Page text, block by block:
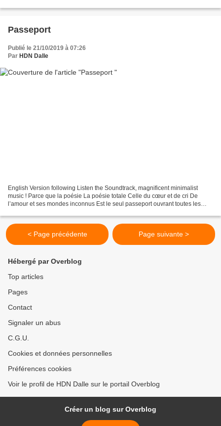
Passeport
Publié le 21/10/2019 à 07:26
Par HDN Dalle
English Version following Listen the Soundtrack, magnificent minimalist
music ! Parce que la poésie La poésie totale Celle du cœur et de cri De
l’amour et ses mondes inconnus Est le seul passeport ouvrant toutes les
< Page précédente Page suivante >
Hébergé par Overblog
Top articles
Pages
Contact
Signaler un abus
C.G.U.
Cookies et données personnelles
Préférences cookies
Voir le profil de HDN Dalle sur le portail Overblog
Créer un blog sur Overblog